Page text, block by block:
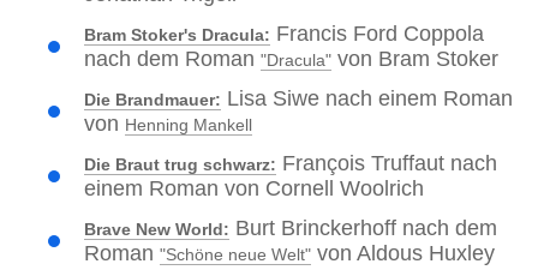
Bram Stoker's Dracula: Francis Ford Coppola
nach dem Roman "Dracula" von Bram Stoker
Die Brandmauer: Lisa Siwe nach einem Roman
von Henning Mankell
Die Braut trug schwarz: François Truffaut nach
einem Roman von Cornell Woolrich
Brave New World: Burt Brinckerhoff nach dem
Roman "Schöne neue Welt" von Aldous Huxley